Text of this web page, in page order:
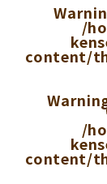
/
content/
/
content/